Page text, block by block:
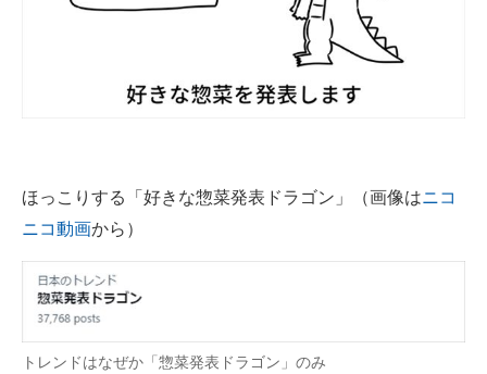
ほっこりする「好きな惣菜発表ドラゴン」（画像はニコ
ニコ動画から）
トレンドはなぜか「惣菜発表ドラゴン」のみ